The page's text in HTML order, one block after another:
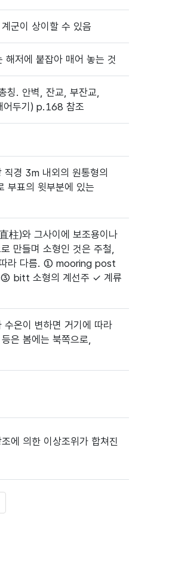
군이 상이할 수 있음
해저에 붙잡아 매어 놓는 것
칭. 안벽, 잔교, 부잔교,
어두기) p.168 참조
경 3m 내외의 원통형의
부표의 윗부분에 있는
柱)와 그사이에 보조용이나
만들며 소형인 것은 주철,
따라 다름. ① mooring post
③ bitt 소형의 계선주 ✓ 계류
온이 변하면 거기에 따라
은 봄에는 북쪽으로,
에 의한 이상조위가 합쳐진